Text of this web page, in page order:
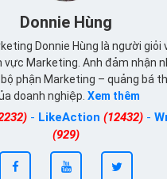
Donnie Hùng
Donnie Hùng là người giỏi
vực Marketing. Anh đảm nhận
phận Marketing – quảng bá
doanh nghiệp. Xem thêm
- LikeAction (12432)-
(929)